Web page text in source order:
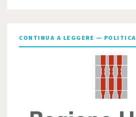
CONTINUA A LEGGERE — POLITICA